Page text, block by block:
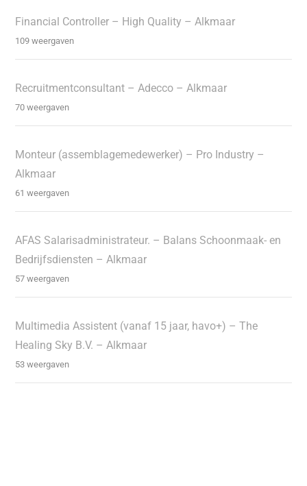
Financial Controller – High Quality – Alkmaar
109 weergaven
Recruitmentconsultant – Adecco – Alkmaar
70 weergaven
Monteur (assemblagemedewerker) – Pro Industry –
Alkmaar
61 weergaven
AFAS Salarisadministrateur. – Balans Schoonmaak- en
Bedrijfsdiensten – Alkmaar
57 weergaven
Multimedia Assistent (vanaf 15 jaar, havo+) – The
Healing Sky B.V. – Alkmaar
53 weergaven